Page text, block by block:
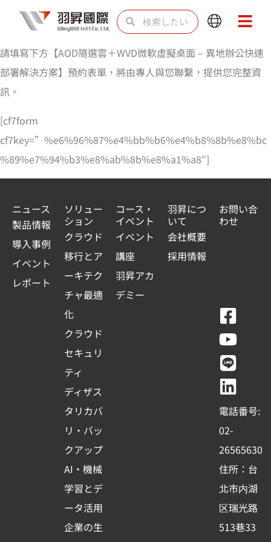
を
ス
キ
プ
検
索 索
Main
Main
請填寫下方【AOD隨選雲＋WVD微軟虛擬桌面 – 異地辦公快速
部署解決方案】預約表單，將由專人與您聯繫，提供您完整資
訊。
[cf7form
cf7key=”%e6%96%87%e4%bb%b6%e4%b8%8b%e8%bc
%89%e7%94%b3%e8%ab%8b%e8%a1%a8″]
ニュース
製品情報
導入事例
イベント
レポート
ソリュー
ション
クラウド
移行とア
ーキテク
チャ最適
化
クラウド
セキュリ
ティ
ディザス
タリカバ
リ・バッ
クアップ
AI・機械
学習とデ
ータ活用
企業の生
コース・
イベント
イベント
講座
羽昇アカ
デミー
羽昇につ
いて
会社概要
採用情報
お問い合
わせ
F
a
c
e
b
o
o
k
-
s
q
u
a
Y
o
u
t
u
b
e
L
i
n
e
L
i
n
k
e
d
i
n
電話番号:
02-
26565630
住所：台
北市内湖
区瑞光路
513巷33